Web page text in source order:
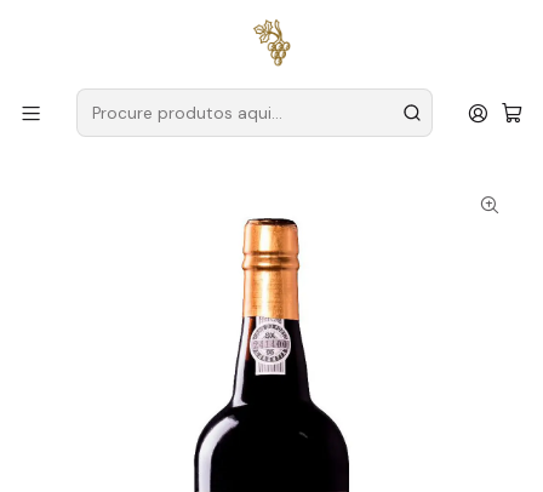
para encomendas a partir de
Produtores Douro
Poças
Poças Porto Vintage 2013 75cl